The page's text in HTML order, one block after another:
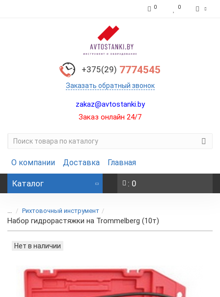
0 0
+375(29) 7774545
Заказать обратный звонок
zakaz@avtostanki.by
Заказ онлайн 24/7
О компании Доставка Главная
Каталог : 0
... Рихтовочный инструмент
Набор гидрорастяжки на Trommelberg (10т)
Нет в наличии